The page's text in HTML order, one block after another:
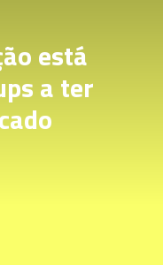
está
a ter